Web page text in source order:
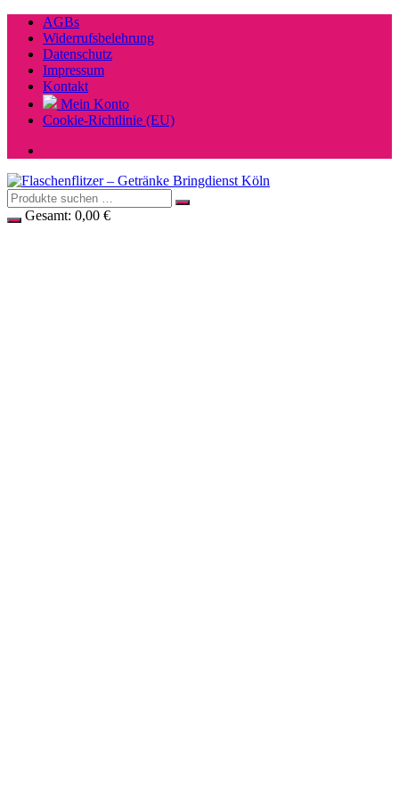
Zum
Inhalt
springen
AGBs
Widerrufsbelehrung
Datenschutz
Impressum
Kontakt
Mein Konto
Cookie-Richtlinie (EU)
Gesamt: 0,00 €